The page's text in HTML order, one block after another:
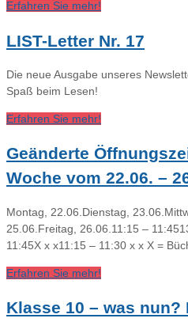
Erfahren Sie mehr!
LIST-Letter Nr. 17
Die neue Ausgabe unseres
Spaß beim Lesen!
Erfahren Sie mehr!
Geänderte
Woche vom 22.06. –
Montag, 22.06.Dienstag,
25.06.Freitag, 26.06.11:15 –
11:45X x x11:15 – 11:30 x x X =
Erfahren Sie mehr!
Klasse 10 – was nun?